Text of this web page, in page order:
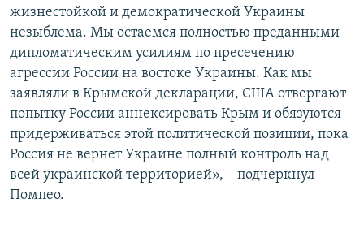
жизнестойкой и демократической Украины
незыблема. Мы остаемся полностью преданными
дипломатическим усилиям по пресечению
агрессии России на востоке Украины. Как мы
заявляли в Крымской декларации, США отвергают
попытку России аннексировать Крым и обязуются
придерживаться этой политической позиции, пока
Россия не вернет Украине полный контроль над
всей украинской территорией», – подчеркнул
Помпео.